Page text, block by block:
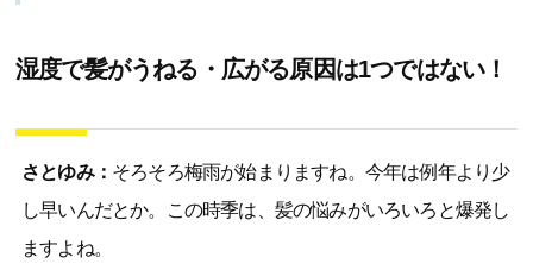
湿度で髪がうねる・広がる原因は1つではない！
さとゆみ： そろそろ梅雨が始まりますね。今年は例年より少
し早いんだとか。この時季は、髪の悩みがいろいろと爆発し
ますよね。